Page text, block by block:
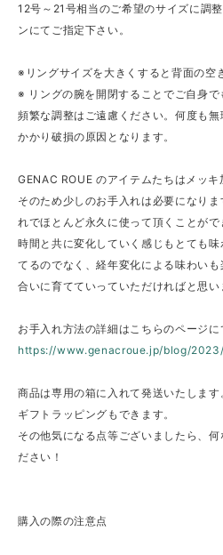
12号～21号相当のご希望のサイズに調
ンにてご指定下さい。
※リングサイズを大きくすると背面の空
※ リングの腕を開閉することでご自身で
頻繁な調整はご遠慮ください。何度も
かかり破損の原因となります。
GENAC ROUE のアイテムたちはメッキ
そのため少しのお手入れは必要になり
れでほとんど永久に使って頂くことが
時間と共に変化していく感じもとても
てるのでなく、経年変化による味わい
合いに育てていっていただければと思い
お手入れ方法の詳細はこちらのページ
https://www.genacroue.jp/blog/
商品は専用の箱に入れて発送いたします
ギフトラッピングもできます。
その他気になる点等ございましたら、
ださい！
購入の際の注意点